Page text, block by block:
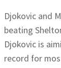
Djokovic and
beating
Djokovic is
record for